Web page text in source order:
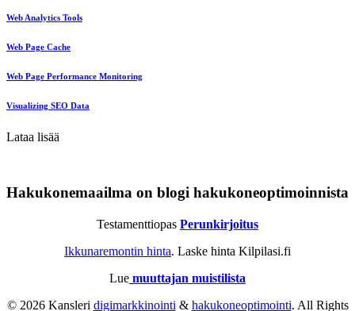
Web Analytics Tools
Web Page Cache
Web Page Performance Monitoring
Visualizing SEO Data
Lataa lisää
Hakukonemaailma on blogi hakukoneoptimoinnista
Testamenttiopas Perunkirjoitus
Ikkunaremontin hinta. Laske hinta Kilpilasi.fi
Lue muuttajan muistilista
© 2026 Kansleri digimarkkinointi & hakukoneoptimointi. All Rights